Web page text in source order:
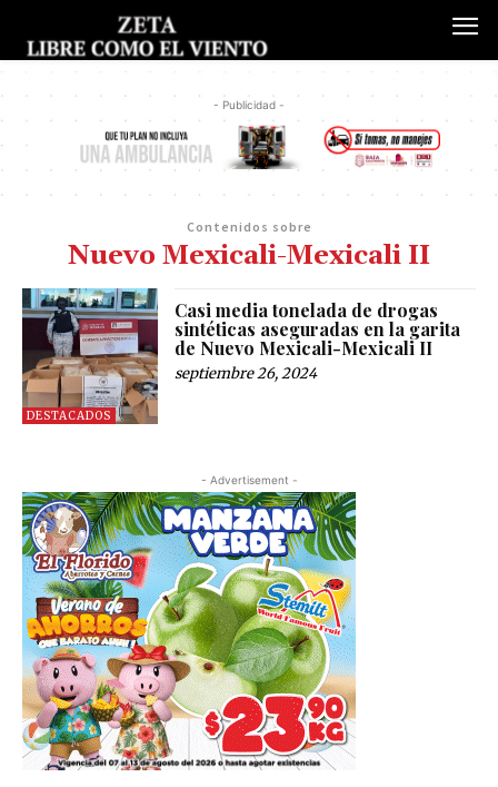
- Publicidad -
Contenidos sobre
Nuevo Mexicali-Mexicali II
DESTACADOS
Casi media tonelada de drogas
sintéticas aseguradas en la garita
de Nuevo Mexicali-Mexicali II
septiembre 26, 2024
- Advertisement -